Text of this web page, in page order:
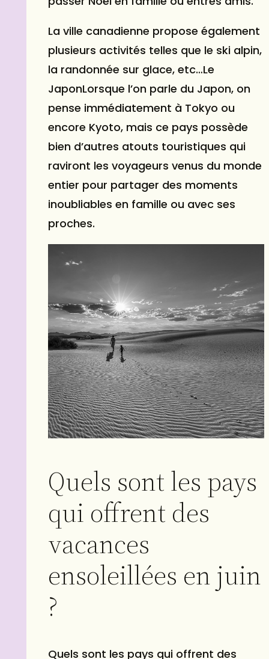
La ville canadienne propose également
plusieurs activités telles que le ski alpin,
la randonnée sur glace, etc…Le
JaponLorsque l’on parle du Japon, on
pense immédiatement à Tokyo ou
encore Kyoto, mais ce pays possède
bien d’autres atouts touristiques qui
raviront les voyageurs venus du monde
entier pour partager des moments
inoubliables en famille ou avec ses
proches.
Quels sont les pays
qui offrent des
vacances
ensoleillées en juin
?
Quels sont les pays qui offrent des